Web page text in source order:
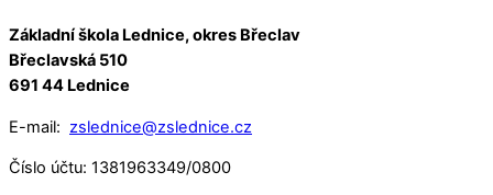
Základní škola Lednice, okres Břeclav
Břeclavská 510
691 44 Lednice
E-mail: zslednice@zslednice.cz
Číslo účtu: 1381963349/0800